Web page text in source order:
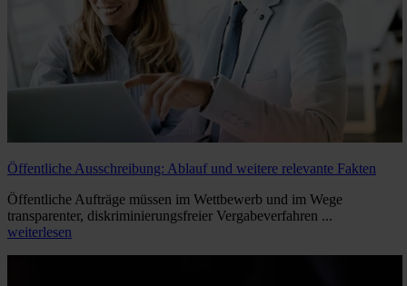
Öffentliche Ausschreibung: Ablauf und weitere relevante Fakten
Öffentliche Aufträge müssen im Wettbewerb und im Wege
transparenter, diskriminierungsfreier Vergabeverfahren ...
weiterlesen